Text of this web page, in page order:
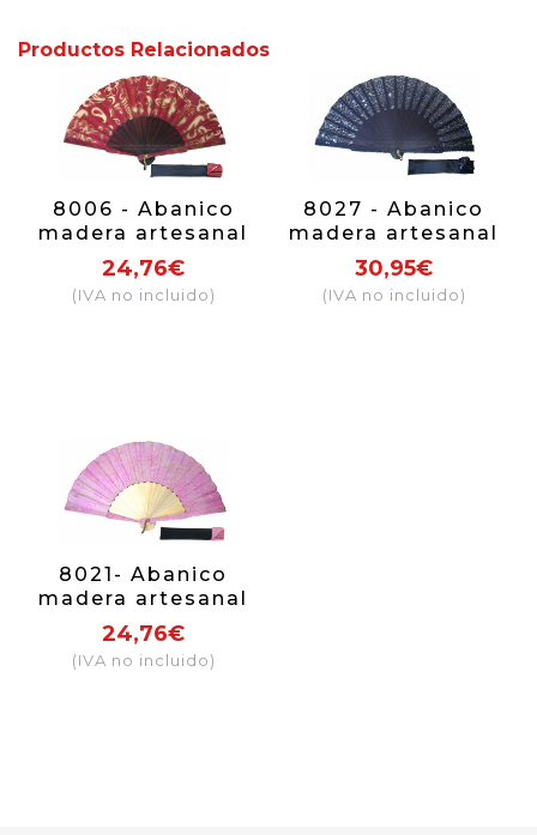
Productos Relacionados
8006 - Abanico
madera artesanal
24,76€
(IVA no incluido)
8027 - Abanico
madera artesanal
30,95€
(IVA no incluido)
8021- Abanico
madera artesanal
24,76€
(IVA no incluido)